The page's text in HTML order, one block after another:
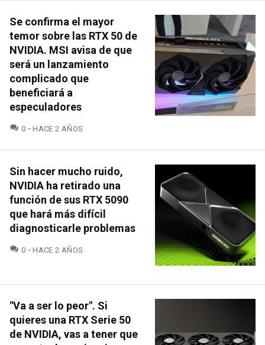
Se confirma el mayor
temor sobre las RTX 50 de
NVIDIA. MSI avisa de que
será un lanzamiento
complicado que
beneficiará a
especuladores
0 COMENTARIOS
HACE 2 AÑOS
Sin hacer mucho ruido,
NVIDIA ha retirado una
función de sus RTX 5090
que hará más difícil
diagnosticarle problemas
0 COMENTARIOS
HACE 2 AÑOS
"Va a ser lo peor". Si
quieres una RTX Serie 50
de NVIDIA, vas a tener que